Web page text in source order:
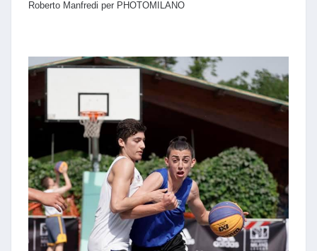
Roberto Manfredi per PHOTOMILANO